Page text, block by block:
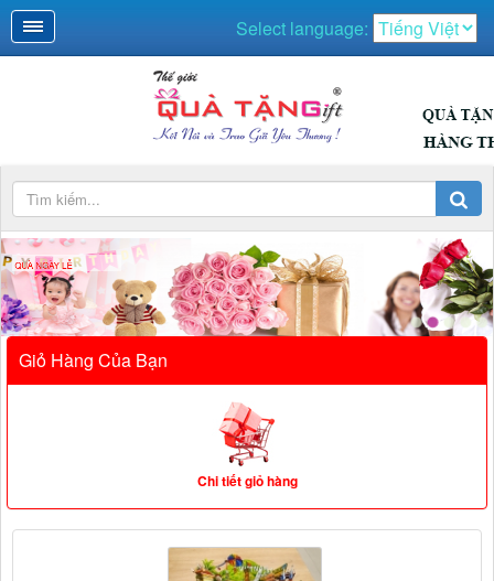
Select language:
KIỆN
Giỏ Hàng Của Bạn
Chi tiết giỏ hàng